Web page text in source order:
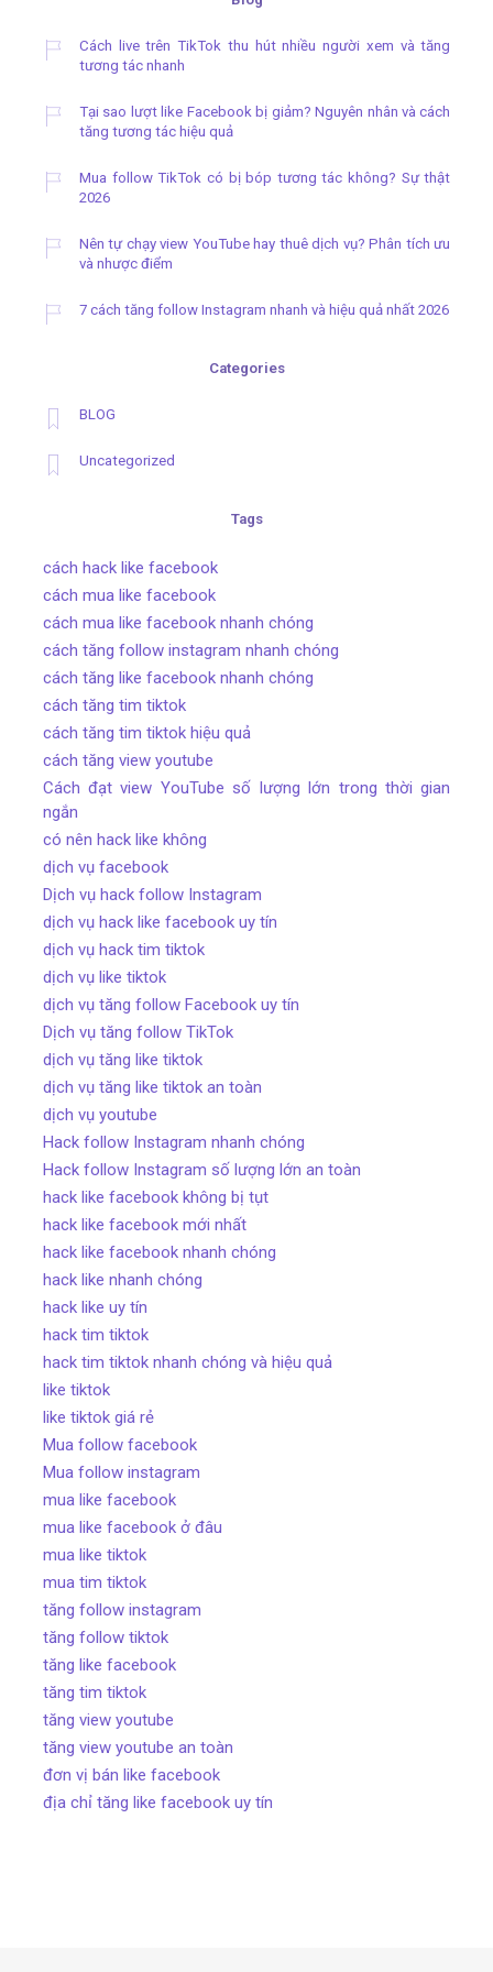
Cách live trên TikTok thu hút nhiều người xem và tăng
tương tác nhanh
Tại sao lượt like Facebook bị giảm? Nguyên nhân và cách
tăng tương tác hiệu quả
Mua follow TikTok có bị bóp tương tác không? Sự thật
2026
Nên tự chạy view YouTube hay thuê dịch vụ? Phân tích ưu
và nhược điểm
7 cách tăng follow Instagram nhanh và hiệu quả nhất 2026
Categories
BLOG
Uncategorized
Tags
cách hack like facebook
cách mua like facebook
cách mua like facebook nhanh chóng
cách tăng follow instagram nhanh chóng
cách tăng like facebook nhanh chóng
cách tăng tim tiktok
cách tăng tim tiktok hiệu quả
cách tăng view youtube
Cách đạt view YouTube số lượng lớn trong thời gian
ngắn
có nên hack like không
dịch vụ facebook
Dịch vụ hack follow Instagram
dịch vụ hack like facebook uy tín
dịch vụ hack tim tiktok
dịch vụ like tiktok
dịch vụ tăng follow Facebook uy tín
Dịch vụ tăng follow TikTok
dịch vụ tăng like tiktok
dịch vụ tăng like tiktok an toàn
dịch vụ youtube
Hack follow Instagram nhanh chóng
Hack follow Instagram số lượng lớn an toàn
hack like facebook không bị tụt
hack like facebook mới nhất
hack like facebook nhanh chóng
hack like nhanh chóng
hack like uy tín
hack tim tiktok
hack tim tiktok nhanh chóng và hiệu quả
like tiktok
like tiktok giá rẻ
Mua follow facebook
Mua follow instagram
mua like facebook
mua like facebook ở đâu
mua like tiktok
mua tim tiktok
tăng follow instagram
tăng follow tiktok
tăng like facebook
tăng tim tiktok
tăng view youtube
tăng view youtube an toàn
đơn vị bán like facebook
địa chỉ tăng like facebook uy tín